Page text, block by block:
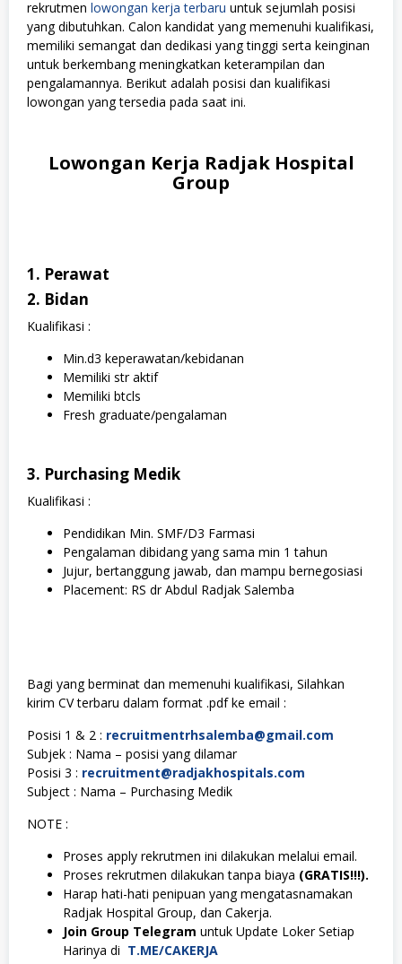
rekrutmen lowongan kerja terbaru untuk sejumlah posisi
yang dibutuhkan. Calon kandidat yang memenuhi kualifikasi,
memiliki semangat dan dedikasi yang tinggi serta keinginan
untuk berkembang meningkatkan keterampilan dan
pengalamannya. Berikut adalah posisi dan kualifikasi
lowongan yang tersedia pada saat ini.
Lowongan Kerja Radjak Hospital
Group
1. Perawat
2. Bidan
Kualifikasi :
Min.d3 keperawatan/kebidanan
Memiliki str aktif
Memiliki btcls
Fresh graduate/pengalaman
3. Purchasing Medik
Kualifikasi :
Pendidikan Min. SMF/D3 Farmasi
Pengalaman dibidang yang sama min 1 tahun
Jujur, bertanggung jawab, dan mampu bernegosiasi
Placement: RS dr Abdul Radjak Salemba
Bagi yang berminat dan memenuhi kualifikasi, Silahkan
kirim CV terbaru dalam format .pdf ke email :
Posisi 1 & 2 : recruitmentrhsalemba@gmail.com
Subjek : Nama – posisi yang dilamar
Posisi 3 : recruitment@radjakhospitals.com
Subject : Nama – Purchasing Medik
NOTE :
Proses apply rekrutmen ini dilakukan melalui email.
Proses rekrutmen dilakukan tanpa biaya (GRATIS!!!).
Harap hati-hati penipuan yang mengatasnamakan
Radjak Hospital Group, dan Cakerja.
Join Group Telegram untuk Update Loker Setiap
Harinya di T.ME/CAKERJA